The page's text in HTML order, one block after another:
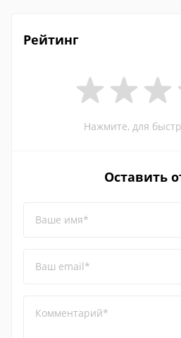
Рейтинг
Нажмите, для
Оставить
Ваше имя*
Ваш email*
Комментарий*